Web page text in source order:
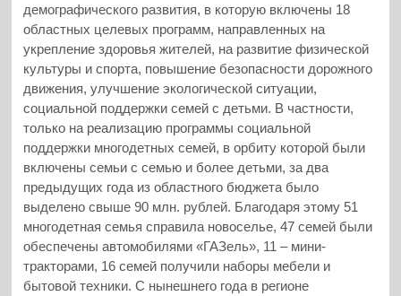
демографического развития, в которую включены 18
областных целевых программ, направленных на
укрепление здоровья жителей, на развитие физической
культуры и спорта, повышение безопасности дорожного
движения, улучшение экологической ситуации,
социальной поддержки семей с детьми. В частности,
только на реализацию программы социальной
поддержки многодетных семей, в орбиту которой были
включены семьи с семью и более детьми, за два
предыдущих года из областного бюджета было
выделено свыше 90 млн. рублей. Благодаря этому 51
многодетная семья справила новоселье, 47 семей были
обеспечены автомобилями «ГАЗель», 11 – мини-
тракторами, 16 семей получили наборы мебели и
бытовой техники. С нынешнего года в регионе